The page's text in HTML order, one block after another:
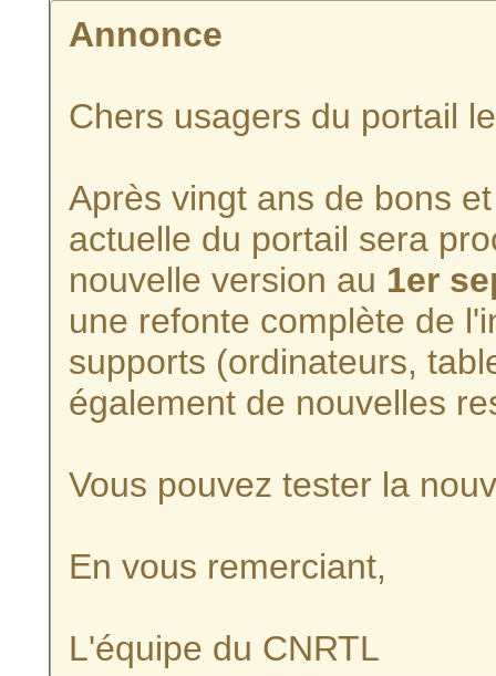
Annonce
Chers usagers du portail
Après vingt ans de bons
actuelle du portail sera
nouvelle version au 1er
une refonte complète de
supports (ordinateurs,
également de nouvelles
Vous pouvez tester la
En vous remerciant,
L'équipe du CNRTL